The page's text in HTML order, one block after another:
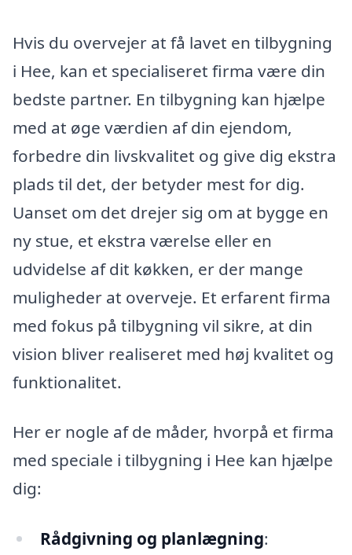
Hvis du overvejer at få lavet en tilbygning
i Hee, kan et specialiseret firma være din
bedste partner. En tilbygning kan hjælpe
med at øge værdien af din ejendom,
forbedre din livskvalitet og give dig ekstra
plads til det, der betyder mest for dig.
Uanset om det drejer sig om at bygge en
ny stue, et ekstra værelse eller en
udvidelse af dit køkken, er der mange
muligheder at overveje. Et erfarent firma
med fokus på tilbygning vil sikre, at din
vision bliver realiseret med høj kvalitet og
funktionalitet.
Her er nogle af de måder, hvorpå et firma
med speciale i tilbygning i Hee kan hjælpe
dig:
Rådgivning og planlægning: